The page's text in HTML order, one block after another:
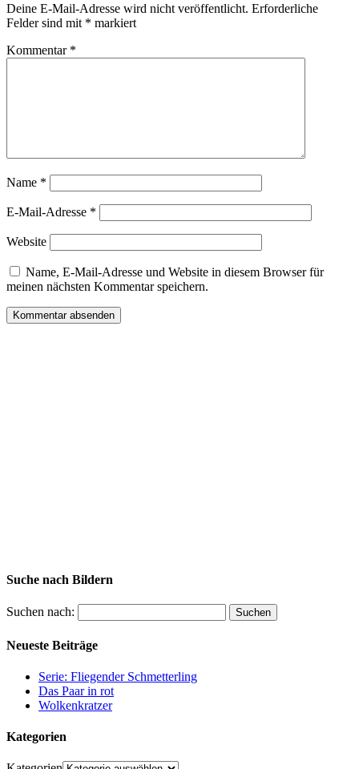
Deine E-Mail-Adresse wird nicht veröffentlicht. Erforderliche
Felder sind mit * markiert
Kommentar *
Name *
E-Mail-Adresse *
Website
Name, E-Mail-Adresse und Website in diesem Browser für
meinen nächsten Kommentar speichern.
Suche nach Bildern
Suchen nach:
Neueste Beiträge
Serie: Fliegender Schmetterling
Das Paar in rot
Wolkenkratzer
Kategorien